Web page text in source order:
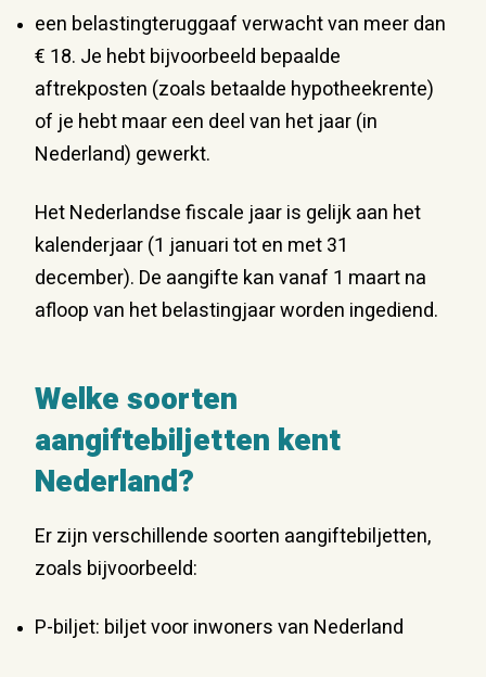
een belastingteruggaaf verwacht van meer dan
€ 18. Je hebt bijvoorbeeld bepaalde
aftrekposten (zoals betaalde hypotheekrente)
of je hebt maar een deel van het jaar (in
Nederland) gewerkt.
Het Nederlandse fiscale jaar is gelijk aan het
kalenderjaar (1 januari tot en met 31
december). De aangifte kan vanaf 1 maart na
afloop van het belastingjaar worden ingediend.
Welke soorten
aangiftebiljetten kent
Nederland?
Er zijn verschillende soorten aangiftebiljetten,
zoals bijvoorbeeld:
P-biljet: biljet voor inwoners van Nederland